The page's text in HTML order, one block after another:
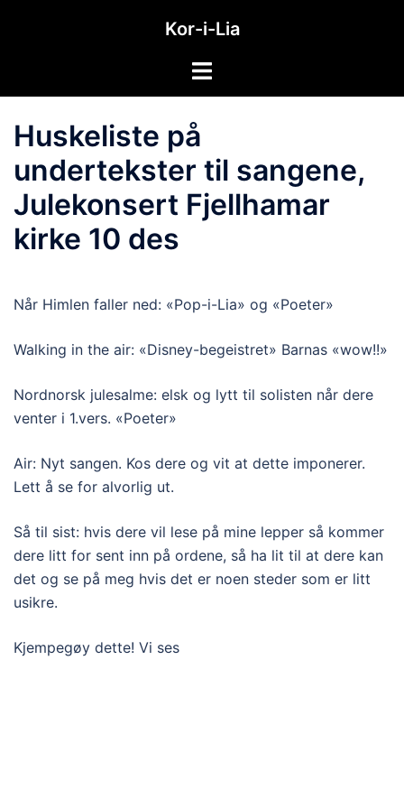
Kor-i-Lia
Toggle
Huskeliste på
undertekster til sangene,
Julekonsert Fjellhamar
kirke 10 des
Når Himlen faller ned: «Pop-i-Lia» og «Poeter»
Walking in the air: «Disney-begeistret» Barnas «wow!!»
Nordnorsk julesalme: elsk og lytt til solisten når dere
venter i 1.vers. «Poeter»
Air: Nyt sangen. Kos dere og vit at dette imponerer.
Lett å se for alvorlig ut.
Så til sist: hvis dere vil lese på mine lepper så kommer
dere litt for sent inn på ordene, så ha lit til at dere kan
det og se på meg hvis det er noen steder som er litt
usikre.
Kjempegøy dette! Vi ses